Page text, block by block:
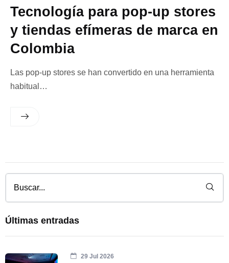
Tecnología para pop-up stores
y tiendas efímeras de marca en
Colombia
Las pop-up stores se han convertido en una herramienta
habitual…
Últimas entradas
29 Jul 2026